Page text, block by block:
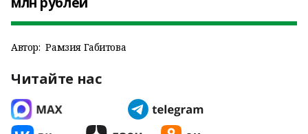
Автор: Рамзия Габитова
Читайте нас